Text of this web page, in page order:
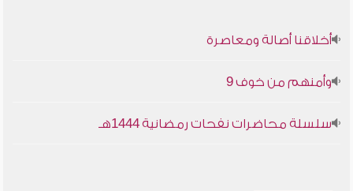
أخلاقنا أصالة ومعاصرة
وأمنهم من خوف 9
سلسلة محاضرات نفحات رمضانية 1444هـ